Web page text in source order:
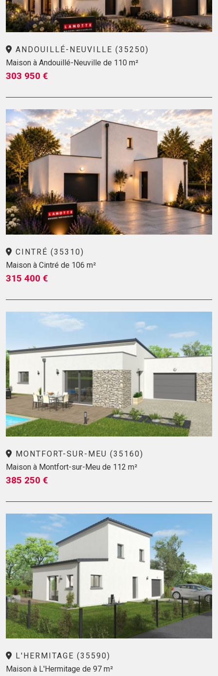
ANDOUILLÉ-NEUVILLE (35250)
Maison à Andouillé-Neuville de 110 m²
303 950 €
CINTRÉ (35310)
Maison à Cintré de 106 m²
315 400 €
MONTFORT-SUR-MEU (35160)
Maison à Montfort-sur-Meu de 112 m²
385 250 €
L'HERMITAGE (35590)
Maison à L'Hermitage de 97 m²